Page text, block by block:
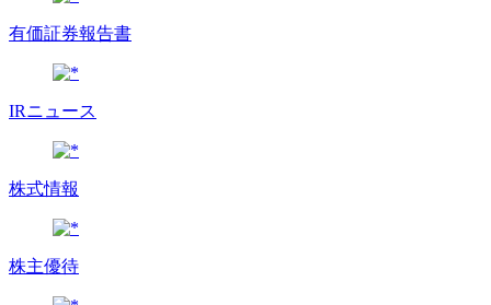
有価証券報告書
IRニュース
株式情報
株主優待